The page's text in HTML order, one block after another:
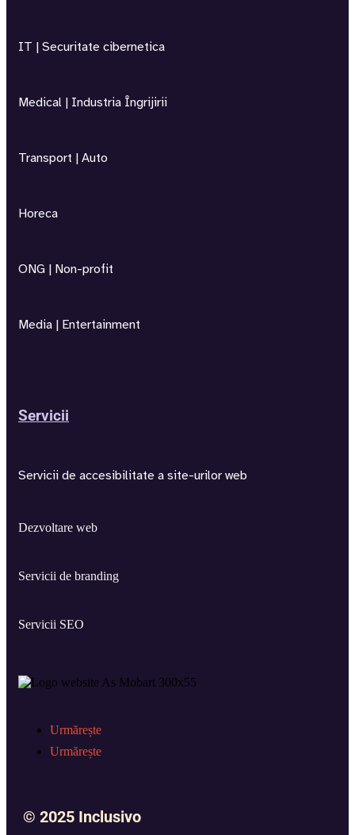
IT | Securitate cibernetica
Medical | Industria Îngrijirii
Transport | Auto
Horeca
ONG | Non-profit
Media | Entertainment
Servicii
Servicii de accesibilitate a site-urilor web
Dezvoltare web
Servicii de branding
Servicii SEO
Urmărește
Urmărește
© 2025 Inclusivo